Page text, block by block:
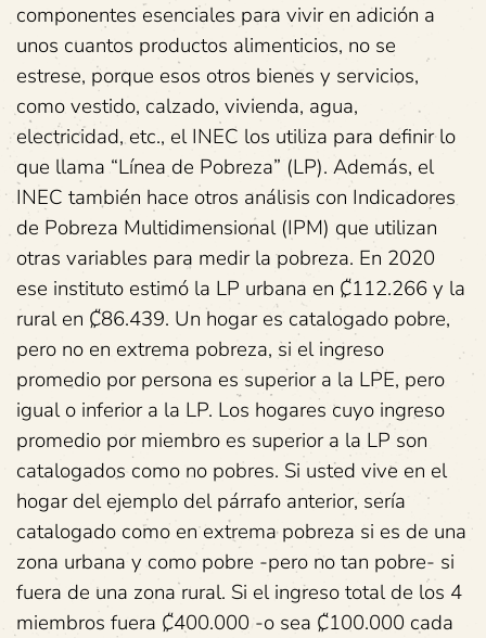
componentes esenciales para vivir en adición a
unos cuantos productos alimenticios, no se
estrese, porque esos otros bienes y servicios,
como vestido, calzado, vivienda, agua,
electricidad, etc., el INEC los utiliza para definir lo
que llama “Línea de Pobreza” (LP). Además, el
INEC también hace otros análisis con Indicadores
de Pobreza Multidimensional (IPM) que utilizan
otras variables para medir la pobreza. En 2020
ese instituto estimó la LP urbana en ₡112.266 y la
rural en ₡86.439. Un hogar es catalogado pobre,
pero no en extrema pobreza, si el ingreso
promedio por persona es superior a la LPE, pero
igual o inferior a la LP. Los hogares cuyo ingreso
promedio por miembro es superior a la LP son
catalogados como no pobres. Si usted vive en el
hogar del ejemplo del párrafo anterior, sería
catalogado como en extrema pobreza si es de una
zona urbana y como pobre -pero no tan pobre- si
fuera de una zona rural. Si el ingreso total de los 4
miembros fuera ₡400.000 -o sea ₡100.000 cada